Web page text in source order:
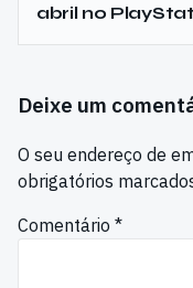
abril no
Deixe um
O seu endereço de
obrigatórios
Comentário *